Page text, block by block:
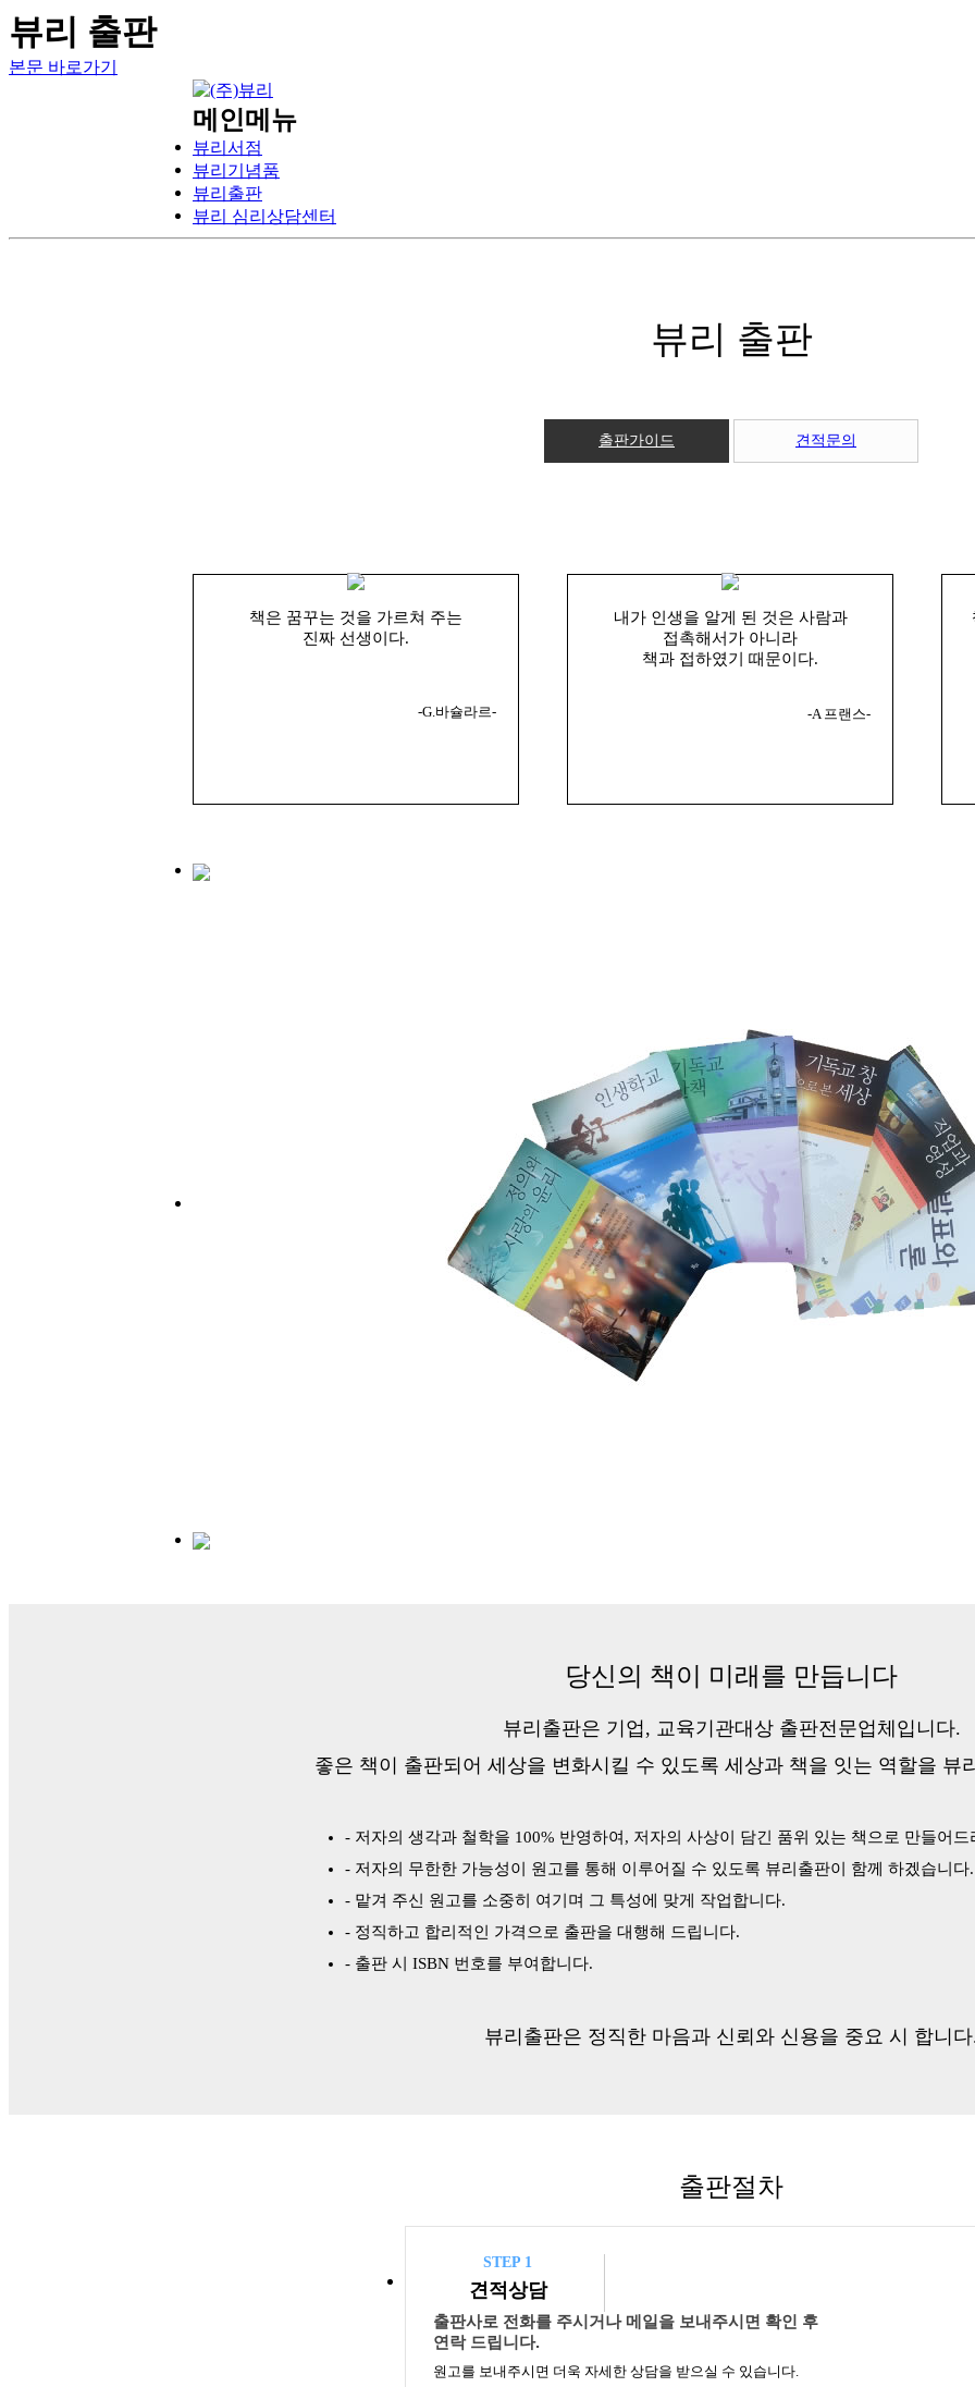
뷰리 출판
본문 바로가기
메인메뉴
뷰리서점
뷰리기념품
뷰리출판
뷰리 심리상담센터
뷰리 출판
출판가이드 견적문의
책은 꿈꾸는 것을 가르쳐 주는
진짜 선생이다.
-G.바슐라르-
내가 인생을 알게 된 것은 사람과
접촉해서가 아니라
책과 접하였기 때문이다.
-A 프랜스-
당신의 책이 미래를 만듭니다
뷰리출판은 기업, 교육기관대상 출판전문업체입니다.
좋은 책이 출판되어 세상을 변화시킬 수 있도록 세상과 책을 잇는 역할을 뷰
- 저자의 생각과 철학을 100% 반영하여, 저자의 사상이 담긴 품위 있는 책으로 만들어드
- 저자의 무한한 가능성이 원고를 통해 이루어질 수 있도록 뷰리출판이 함께 하겠습니다.
- 맡겨 주신 원고를 소중히 여기며 그 특성에 맞게 작업합니다.
- 정직하고 합리적인 가격으로 출판을 대행해 드립니다.
- 출판 시 ISBN 번호를 부여합니다.
뷰리출판은 정직한 마음과 신뢰와 신용을 중요 시 합니
출판절차
STEP 1
견적상담
출판사로 전화를 주시거나 메일을 보내주시면 확인 후
연락 드립니다.
원고를 보내주시면 더욱 자세한 상담을 받으실 수 있습니다.